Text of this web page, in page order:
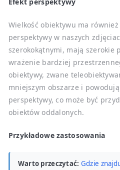
Efekt perspektywy
Wielkość obiektywu ma również
perspektywy w naszych
szerokokątnymi, mają szerokie
wrażenie bardziej
obiektywy, zwane
mniejszym obszarze i
perspektywy, co może być
obiektów oddalonych.
Przykładowe zastosowania
Warto przeczytać: Gdzie